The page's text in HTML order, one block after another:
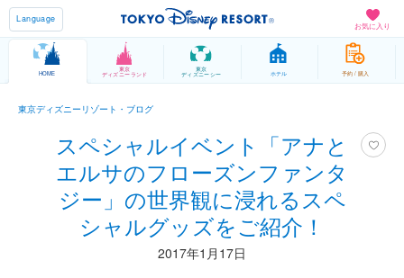
お気に入り
Language
HOME
東京
ディズニーランド
東京
ディズニーシー ホテル 予約 / 購入
東京ディズニーリゾート・ブログ
スペシャルイベント「アナと
エルサのフローズンファンタ
ジー」の世界観に浸れるスペ
シャルグッズをご紹介！
2017年1月17日